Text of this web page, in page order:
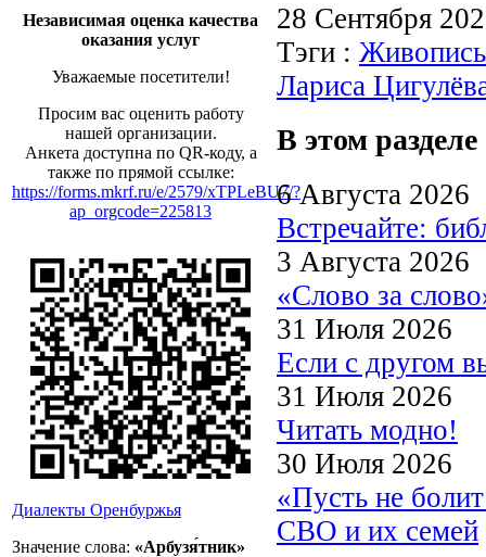
Независимая оценка качества
оказания услуг
Уважаемые посетители!
Просим вас оценить работу
нашей организации.
Анкета доступна по QR-коду, а
также по прямой ссылке:
https://forms.mkrf.ru/e/2579/xTPLeBU7/?
ap_orgcode=225813
Диалекты Оренбуржья
Значение слова: «Арбузя́тник»
28 Сентября
Тэги : Живопись
Лариса
В этом разделе
6 Августа 2026
Встречайте:
3 Августа 2026
«Слово за
31 Июля 2026
Если с другом
31 Июля 2026
Читать модно!
30 Июля 2026
«Пусть не
СВО и их семей